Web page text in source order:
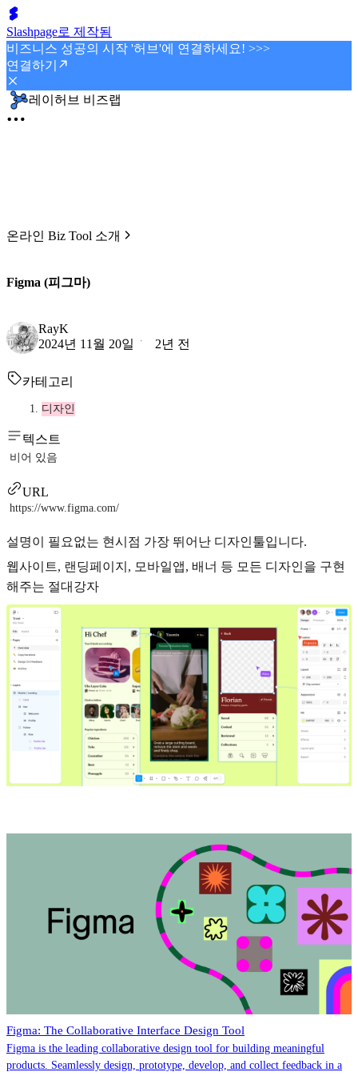
Slashpage로 제작됨
비즈니스 성공의 시작 '허브'에 연결하세요! >>>
연결하기
레이허브 비즈랩
온라인 Biz Tool 소개
Figma (피그마)
RayK
2024년 11월 20일
2년 전
카테고리
디자인
텍스트
비어 있음
URL
https://www.figma.com/
설명이 필요없는 현시점 가장 뛰어난 디자인툴입니다.
웹사이트, 랜딩페이지, 모바일앱, 배너 등 모든 디자인을 구현
해주는 절대강자
Figma: The Collaborative Interface Design Tool
Figma is the leading collaborative design tool for building meaningful
products. Seamlessly design, prototype, develop, and collect feedback in a